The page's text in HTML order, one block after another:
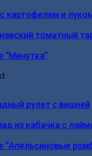
картофелем и
томатный
“Минутка”
рулет с вишней
из кабачка с
“Апельсиновые